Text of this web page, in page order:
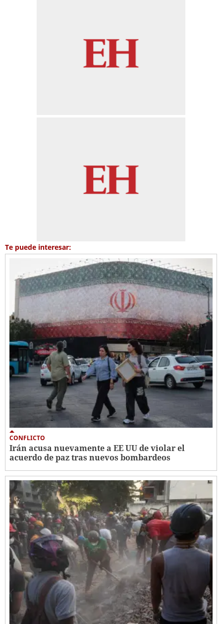
Te puede interesar:
CONFLICTO
Irán acusa nuevamente a EE UU de violar el
acuerdo de paz tras nuevos bombardeos